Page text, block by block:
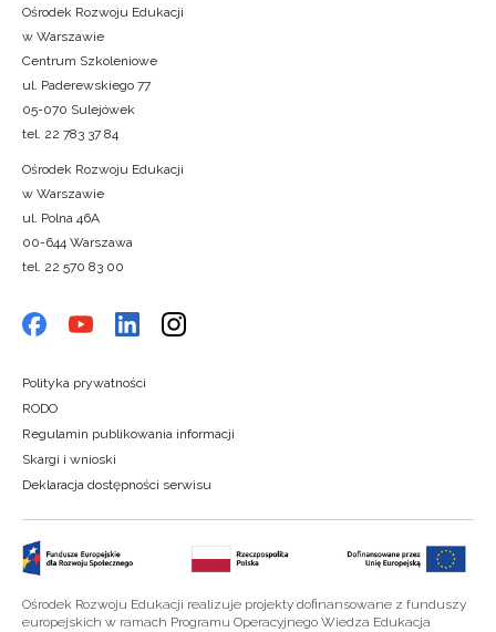
Ośrodek Rozwoju Edukacji
w Warszawie
Centrum Szkoleniowe
ul. Paderewskiego 77
05-070 Sulejówek
tel. 22 783 37 84
Ośrodek Rozwoju Edukacji
w Warszawie
ul. Polna 46A
00-644 Warszawa
tel. 22 570 83 00
Polityka prywatności
RODO
Regulamin publikowania informacji
Skargi i wnioski
Deklaracja dostępności serwisu
Ośrodek Rozwoju Edukacji realizuje projekty dofinansowane z funduszy
europejskich w ramach Programu Operacyjnego Wiedza Edukacja